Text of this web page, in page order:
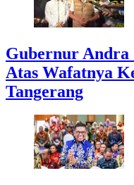
Gubernur Andra
Atas Wafatnya
Tangerang